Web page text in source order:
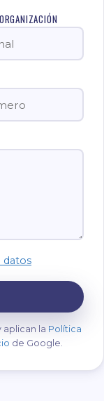
datos
aplican la Política
de Google.